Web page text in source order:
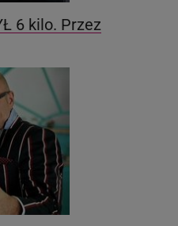
6 kilo. Przez